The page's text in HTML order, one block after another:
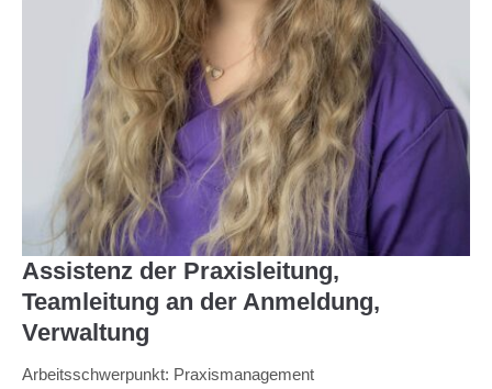
Assistenz der Praxisleitung,
Teamleitung an der Anmeldung,
Verwaltung
Arbeitsschwerpunkt: Praxismanagement